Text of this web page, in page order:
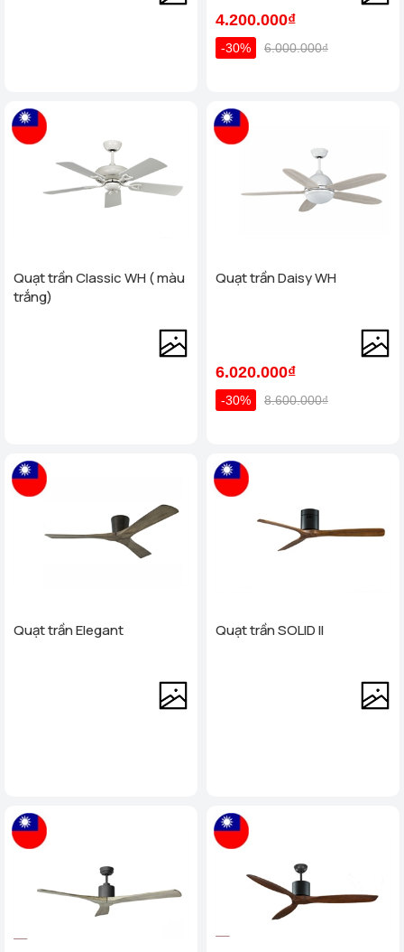
4.200.000₫
-30% 6.000.000₫
Quạt trần Classic WH ( màu
trắng)
Quạt trần Daisy WH
6.020.000₫
-30% 8.600.000₫
Quạt trần Elegant Quạt trần SOLID II